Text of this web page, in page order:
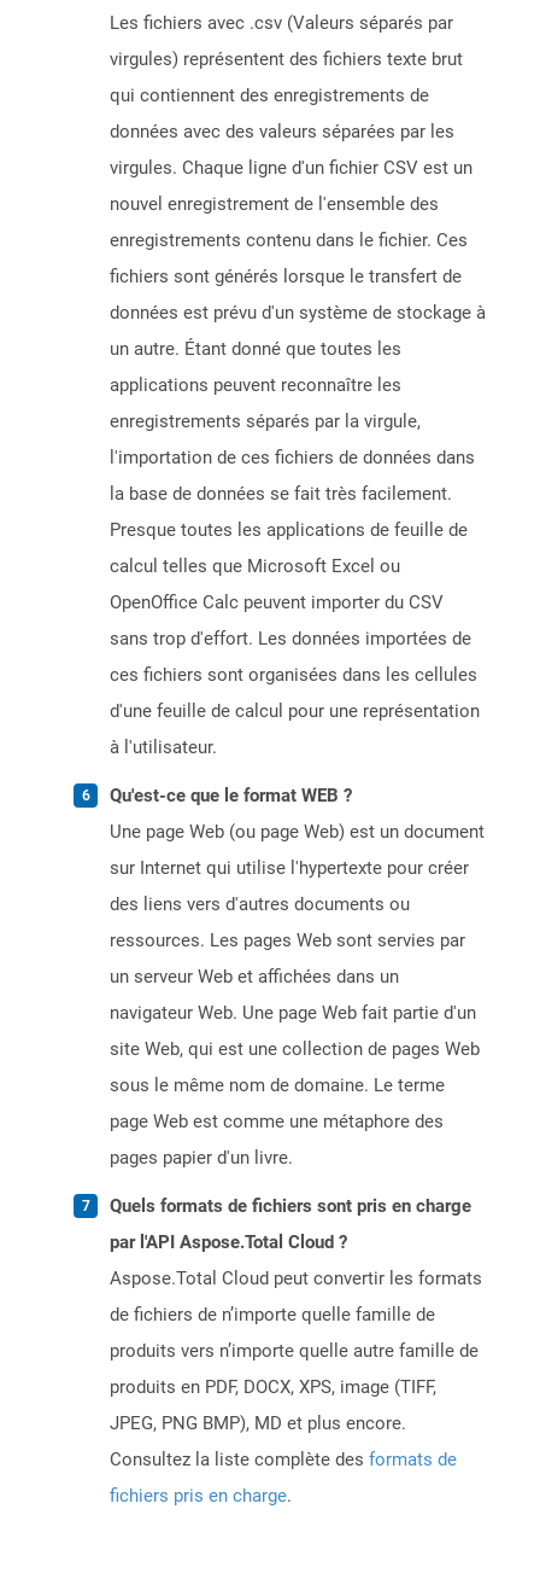
Les fichiers avec .csv (Valeurs séparés par
virgules) représentent des fichiers texte brut
qui contiennent des enregistrements de
données avec des valeurs séparées par les
virgules. Chaque ligne d'un fichier CSV est un
nouvel enregistrement de l'ensemble des
enregistrements contenu dans le fichier. Ces
fichiers sont générés lorsque le transfert de
données est prévu d'un système de stockage à
un autre. Étant donné que toutes les
applications peuvent reconnaître les
enregistrements séparés par la virgule,
l'importation de ces fichiers de données dans
la base de données se fait très facilement.
Presque toutes les applications de feuille de
calcul telles que Microsoft Excel ou
OpenOffice Calc peuvent importer du CSV
sans trop d'effort. Les données importées de
ces fichiers sont organisées dans les cellules
d'une feuille de calcul pour une représentation
à l'utilisateur.
Qu'est-ce que le format WEB ?
Une page Web (ou page Web) est un document
sur Internet qui utilise l'hypertexte pour créer
des liens vers d'autres documents ou
ressources. Les pages Web sont servies par
un serveur Web et affichées dans un
navigateur Web. Une page Web fait partie d'un
site Web, qui est une collection de pages Web
sous le même nom de domaine. Le terme
page Web est comme une métaphore des
pages papier d'un livre.
Quels formats de fichiers sont pris en charge
par l'API Aspose.Total Cloud ?
Aspose.Total Cloud peut convertir les formats
de fichiers de n’importe quelle famille de
produits vers n’importe quelle autre famille de
produits en PDF, DOCX, XPS, image (TIFF,
JPEG, PNG BMP), MD et plus encore.
Consultez la liste complète des formats de
fichiers pris en charge.